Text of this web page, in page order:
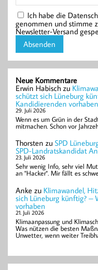
Ich habe die
genommen und stimme
Newsletter-Versand
Neue Kommentare
Erwin Habisch zu
schützt sich Lüneburg
Kandidierenden vorhaben
29. Juli 2026
Wenn es um Grün in der
mitmachen. Schon vor
Thorsten zu SPD
SPD-Landratskandidat
23. Juli 2026
Sehr wenig Info, sehr viel
an "Hacker". Mir fällt es
Anke zu Klimawandel,
sich Lüneburg künftig? –
vorhaben
21. Juli 2026
Klimaanpassung und
Was nützen die besten
Unwetter, wenn weiter